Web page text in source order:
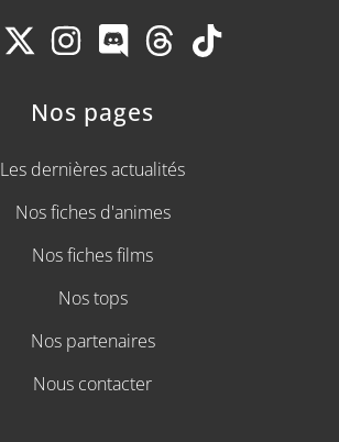
Nos pages
Les dernières actualités
Nos fiches d'animes
Nos fiches films
Nos tops
Nos partenaires
Nous contacter